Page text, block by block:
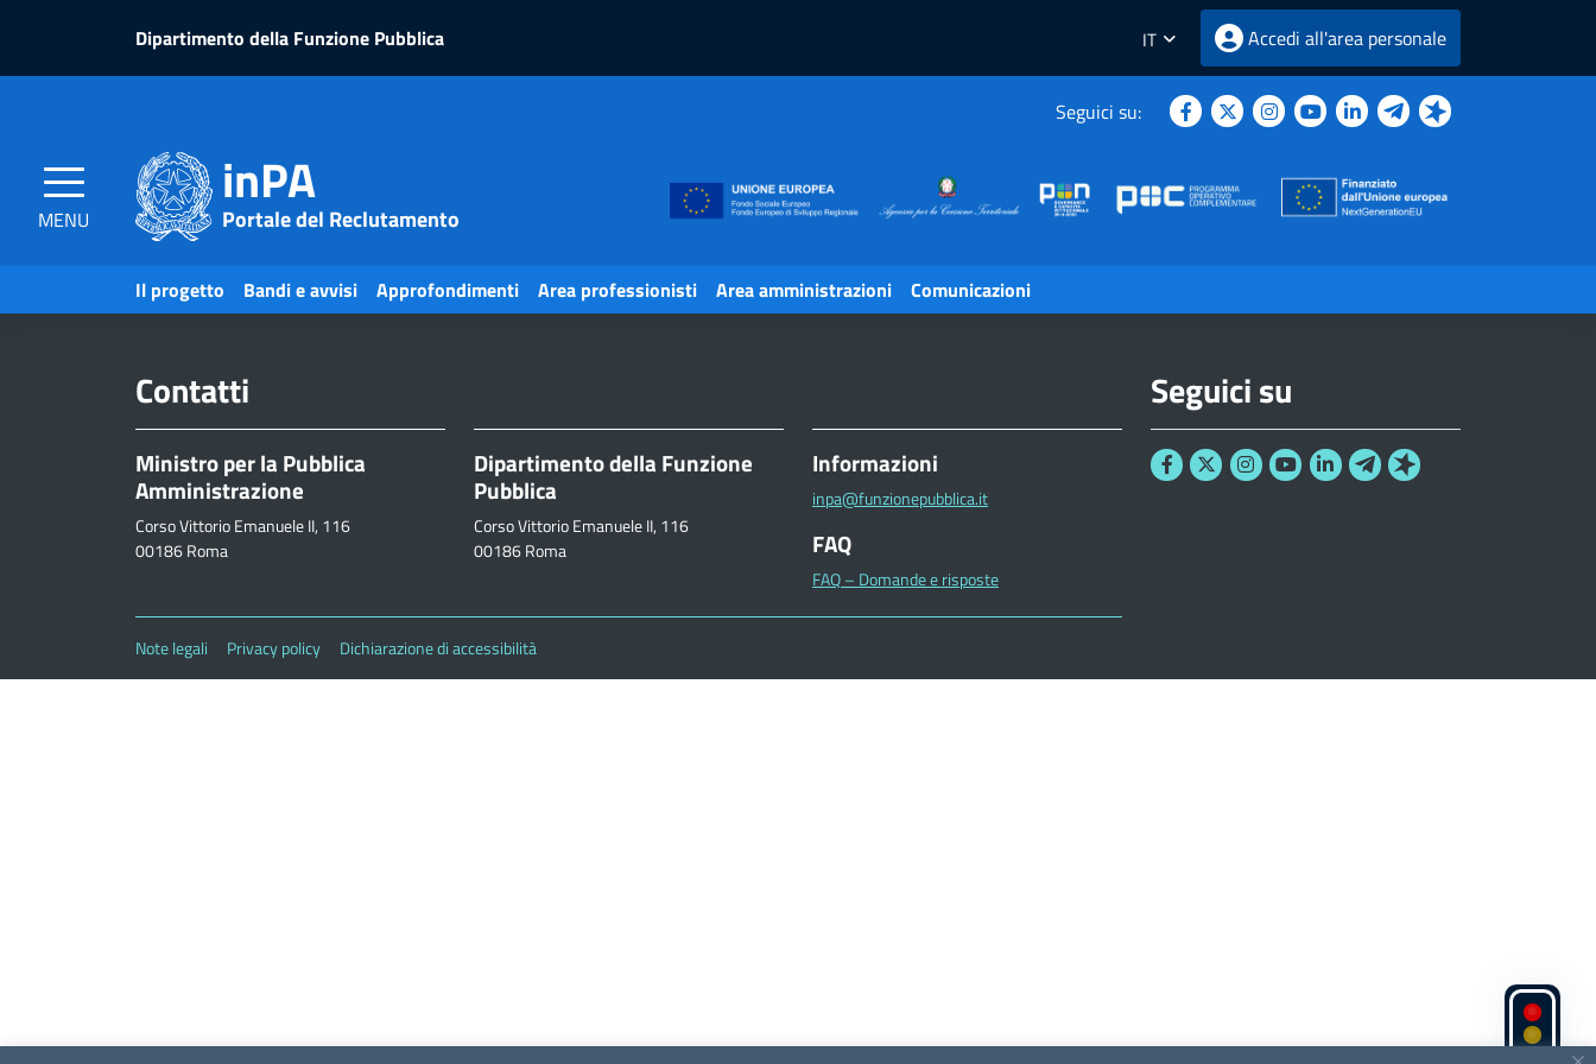
contenuto
piè
Dipartimento della Funzione Pubblica IT Accedi all'area personale
Seguici su:
MENU
inPA
Portale del Reclutamento
Il progetto Bandi e avvisi Approfondimenti Area professionisti Area amministrazioni Comunicazioni
Contatti
Ministro per la Pubblica
Amministrazione
Corso Vittorio Emanuele II, 116
00186 Roma
Dipartimento della Funzione
Pubblica
Corso Vittorio Emanuele II, 116
00186 Roma
Informazioni
inpa@funzionepubblica.it
FAQ
FAQ – Domande e risposte
Seguici su
Note legali Privacy policy Dichiarazione di accessibilità